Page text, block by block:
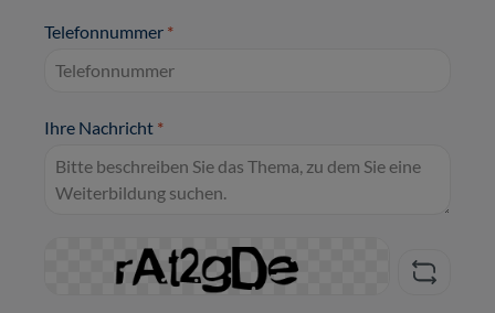
Telefonnummer *
Ihre Nachricht *